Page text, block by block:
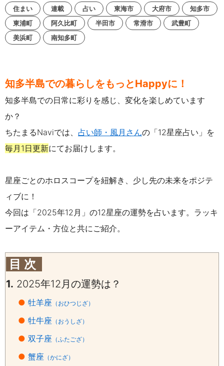
住まい 連載 占い 東海市 大府市
知多市
東浦町
阿久比町 半田市 常滑市
武豊町
美浜町
南知多町
知多半島での暮らしをもっとHappyに！
知多半島での日常に彩りを感じ、変化を楽しめています
か？
ちたまるNaviでは、 占い師・風月さんの「12星座占い」を
毎月1日更新にてお届けします。
星座ごとのホロスコープを紐解き、少し先の未来をポジテ
ィブに！
今回は「2025年12月」の12星座の運勢を占います。 ラッキ
ーアイテム・方位と共にご紹介。
目 次
1. 2025年12月の運勢は？
● 牡羊座 （おひつじざ）
● 牡牛座 （おうしざ）
● 双子座 （ふたござ）
● 蟹座 （かにざ）